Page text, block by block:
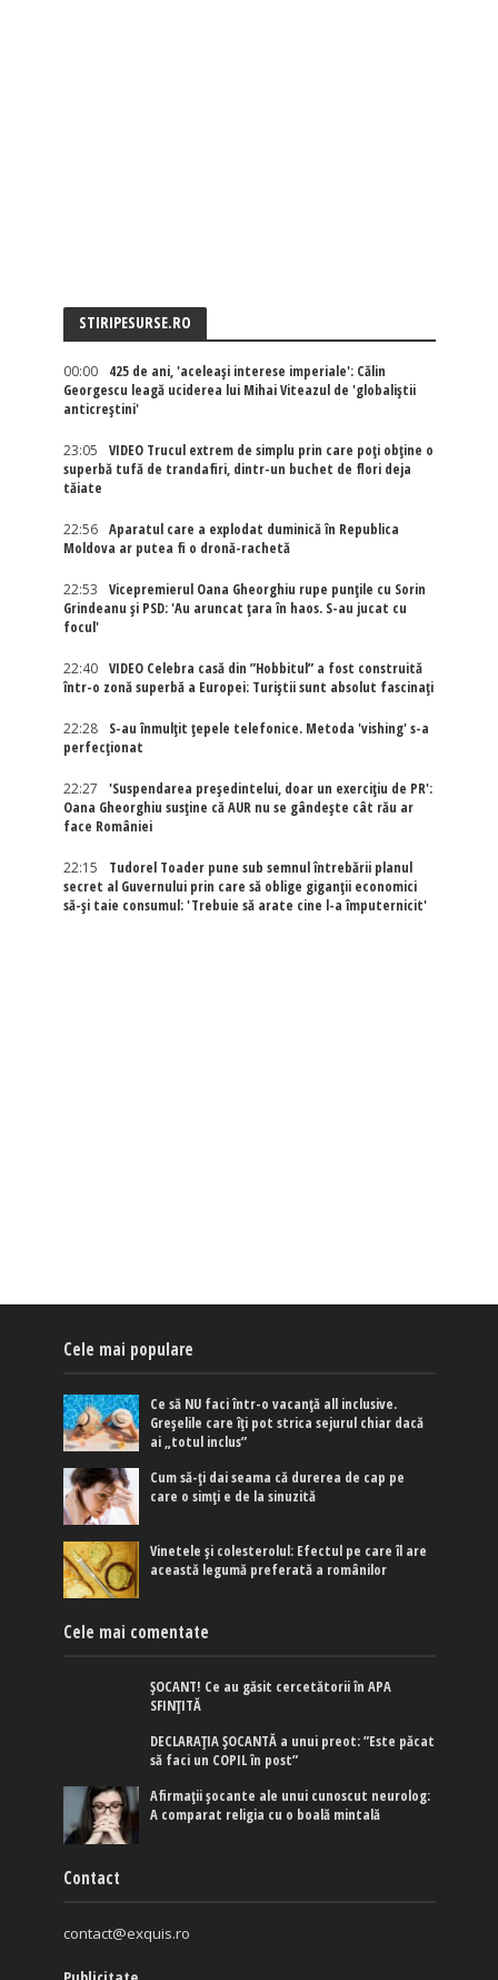
STIRIPESURSE.RO
00:00
425 de ani, 'aceleași interese imperiale': Călin
Georgescu leagă uciderea lui Mihai Viteazul de 'globaliștii
anticreștini'
23:05
VIDEO Trucul extrem de simplu prin care poți obține o
superbă tufă de trandafiri, dintr-un buchet de flori deja
tăiate
22:56
Aparatul care a explodat duminică în Republica
Moldova ar putea fi o dronă-rachetă
22:53
Vicepremierul Oana Gheorghiu rupe punțile cu Sorin
Grindeanu și PSD: 'Au aruncat țara în haos. S-au jucat cu
focul'
22:40
VIDEO Celebra casă din ”Hobbitul” a fost construită
într-o zonă superbă a Europei: Turiștii sunt absolut fascinați
22:28
S-au înmulțit țepele telefonice. Metoda 'vishing' s-a
perfecționat
22:27
'Suspendarea președintelui, doar un exercițiu de PR':
Oana Gheorghiu susține că AUR nu se gândește cât rău ar
face României
22:15
Tudorel Toader pune sub semnul întrebării planul
secret al Guvernului prin care să oblige giganții economici
să-și taie consumul: 'Trebuie să arate cine l-a împuternicit'
Cele mai populare
Ce să NU faci într-o vacanță all inclusive.
Greșelile care îți pot strica sejurul chiar dacă
ai „totul inclus”
Cum să-ți dai seama că durerea de cap pe
care o simți e de la sinuzită
Vinetele și colesterolul: Efectul pe care îl are
această legumă preferată a românilor
Cele mai comentate
ȘOCANT! Ce au găsit cercetătorii în APA
SFINȚITĂ
DECLARAȚIA ȘOCANTĂ a unui preot: ”Este păcat
să faci un COPIL în post”
Afirmaţii şocante ale unui cunoscut neurolog:
A comparat religia cu o boală mintală
Contact
contact@exquis.ro